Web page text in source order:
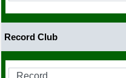
Record Club